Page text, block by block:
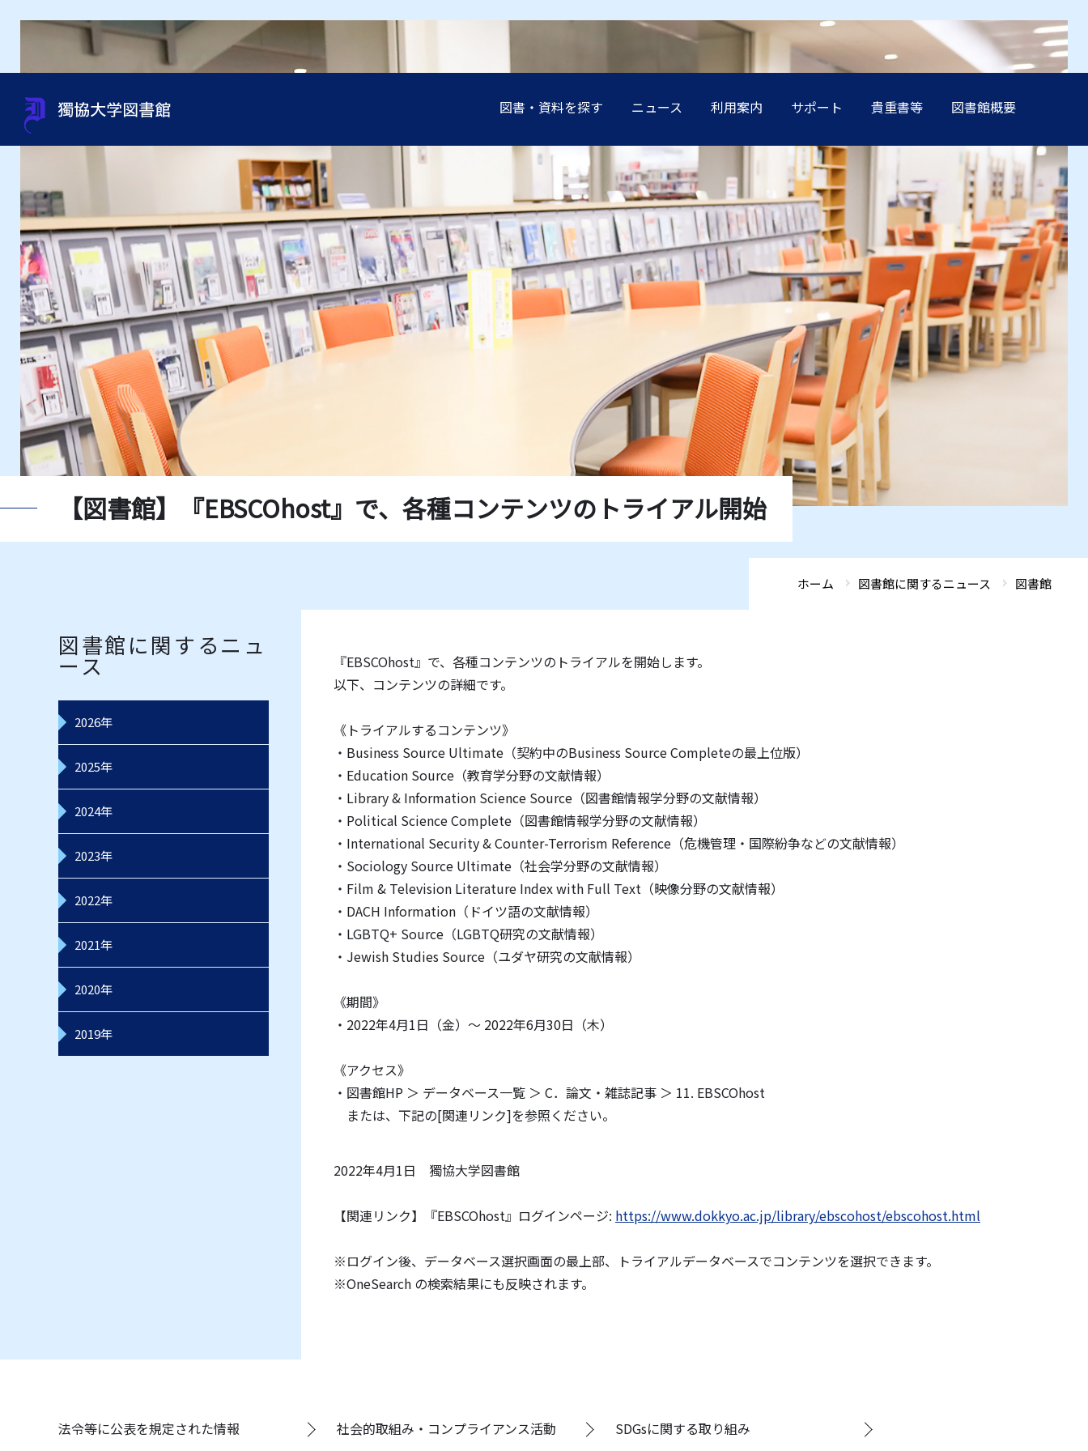
図書・資料を探す
蔵書検索（OPAC） OneSearch（まとめて検索）
オンラインジャーナルの使い
方
オンラインブック
テーマ別資料の探し方 インターネットリンク集
新聞一覧
指定書一覧
データベース一覧
受験生の方へ 卒業生の方へ 学生保証人の方へ
企業・メディア関係の方へ 在学生の方へ
教職員の方へ
ADMISSIONS
ACCESS
ニュース 利用案内
利用案内 図書館案内
利用資格 利用ガイド
受験生の方へ 卒業生の方へ 学生保証人の方へ
企業・メディア関係の方へ 在学生の方へ
教職員の方へ
ADMISSIONS
ACCESS
サポート
サポート
資料相談（レファレンス）の
申込み
資料取寄せ（文献複写・図書
借受）
紹介状申込み（他機関の利
用）
授業・ゼミセミナー
受験生の方へ 卒業生の方へ 学生保証人の方へ
企業・メディア関係の方へ 在学生の方へ
教職員の方へ
ADMISSIONS
ACCESS
貴重書等
貴重書・特別資料・特別コレ
クション
過去の展示
受験生の方へ 卒業生の方へ 学生保証人の方へ
企業・メディア関係の方へ 在学生の方へ
教職員の方へ
ADMISSIONS
ACCESS
図書館概要
組織・問い合わせ先一覧 館内施設
規程集・年次報告書・各種統
計
図書館講演会
沿革
受験生の方へ 卒業生の方へ 学生保証人の方へ
企業・メディア関係の方へ 在学生の方へ
教職員の方へ
ADMISSIONS
ACCESS
【図書館】『EBSCOhost』で、各種コンテンツのトライアル開始
ホーム 図書館に関するニュース 図書館
図書館に関するニュ
ース
2026年
2025年
2024年
2023年
2022年
2021年
2020年
2019年
『EBSCOhost』で、各種コンテンツのトライアルを開始します。
以下、コンテンツの詳細です。
《トライアルするコンテンツ》
・Business Source Ultimate（契約中のBusiness Source Completeの最上位版）
・Education Source（教育学分野の文献情報）
・Library & Information Science Source（図書館情報学分野の文献情報）
・Political Science Complete（図書館情報学分野の文献情報）
・International Security & Counter-Terrorism Reference（危機管理・国際紛争などの文献情報）
・Sociology Source Ultimate（社会学分野の文献情報）
・Film & Television Literature Index with Full Text（映像分野の文献情報）
・DACH Information（ドイツ語の文献情報）
・LGBTQ+ Source（LGBTQ研究の文献情報）
・Jewish Studies Source（ユダヤ研究の文献情報）
《期間》
・2022年4月1日（金）～ 2022年6月30日（木）
《アクセス》
・図書館HP ＞ データベース一覧 ＞ C．論文・雑誌記事 ＞ 11. EBSCOhost
または、下記の[関連リンク]を参照ください。
2022年4月1日 獨協大学図書館
【関連リンク】『EBSCOhost』ログインページ: https://www.dokkyo.ac.jp/library/ebscohost/ebscohost.html
※ログイン後、データベース選択画面の最上部、トライアルデータベースでコンテンツを選択できます。
※OneSearch の検索結果にも反映されます。
法令等に公表を規定された情報 社会的取組み・コンプライアンス活動
SDGsに関する取り組み